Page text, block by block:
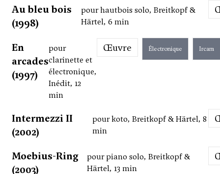
Au bleu bois
(1998)
pour hautbois solo, Breitkopf &
Härtel, 6 min
En
arcades
(1997)
pour
clarinette et
électronique,
Inédit, 12
min
Œuvre Électronique Ircam
Intermezzi II
(2002)
pour koto, Breitkopf & Härtel, 8
min
Moebius-Ring
(2003)
pour piano solo, Breitkopf &
Härtel, 13 min